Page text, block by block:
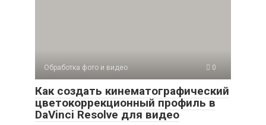
Обработка фото и видео 0
Как создать кинематографический
цветокоррекционный профиль в
DaVinci Resolve для видео